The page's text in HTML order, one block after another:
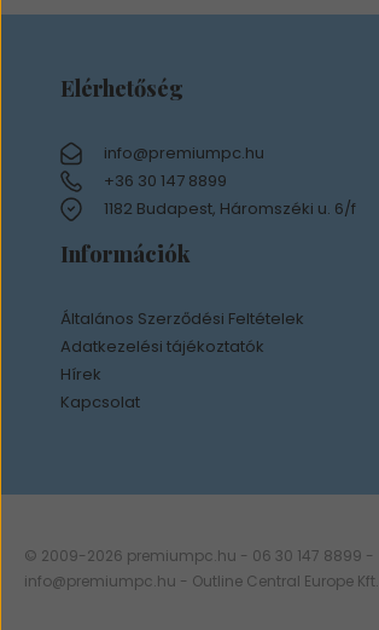
Elérhetőség
info@premiumpc.hu
+36 30 147 8899
1182 Budapest, Háromszéki u. 6/f
Információk
Általános Szerződési Feltételek
Adatkezelési tájékoztatók
Hírek
Kapcsolat
© 2009-2026 premiumpc.hu - 06 30 147 8899 -
info@premiumpc.hu - Outline Central Europe Kft.